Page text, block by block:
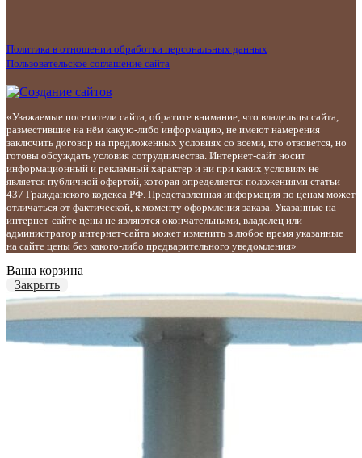
Политика в отношении обработки персональных данных
Пользовательское соглашение сайта
«Уважаемые посетители сайта, обратите внимание, что владельцы сайта,
разместившие на нём какую-либо информацию, не имеют намерения
заключить договор на предложенных условиях со всеми, кто отзовется, но
готовы обсуждать условия сотрудничества. Интернет-сайт носит
информационный и рекламный характер и ни при каких условиях не
является публичной офертой, которая определяется положениями статьи
437 Гражданского кодекса РФ. Представленная информация по ценам может
отличаться от фактической, к моменту оформления заказа. Указанные на
интернет-сайте цены не являются окончательными, владелец или
администратор интернет-сайта может изменить в любое время указанные
на сайте цены без какого-либо предварительного уведомления»
Ваша корзина
Закрыть